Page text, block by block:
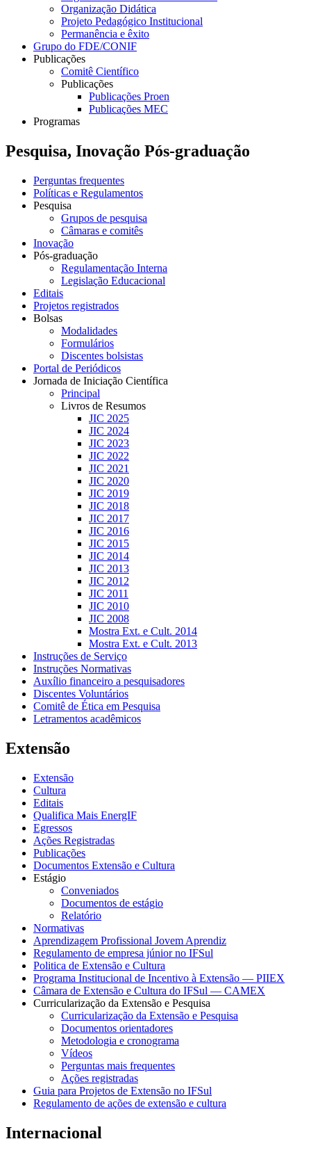
Organização Didática
Projeto Pedagógico Institucional
Permanência e êxito
Grupo do FDE/CONIF
Publicações
Comitê Científico
Publicações
Publicações Proen
Publicações MEC
Programas
Pesquisa, Inovação Pós-graduação
Perguntas frequentes
Políticas e Regulamentos
Pesquisa
Grupos de pesquisa
Câmaras e comitês
Inovação
Pós-graduação
Regulamentação Interna
Legislação Educacional
Editais
Projetos registrados
Bolsas
Modalidades
Formulários
Discentes bolsistas
Portal de Periódicos
Jornada de Iniciação Científica
Principal
Livros de Resumos
JIC 2025
JIC 2024
JIC 2023
JIC 2022
JIC 2021
JIC 2020
JIC 2019
JIC 2018
JIC 2017
JIC 2016
JIC 2015
JIC 2014
JIC 2013
JIC 2012
JIC 2011
JIC 2010
JIC 2008
Mostra Ext. e Cult. 2014
Mostra Ext. e Cult. 2013
Instruções de Serviço
Instruções Normativas
Auxílio financeiro a pesquisadores
Discentes Voluntários
Comitê de Ética em Pesquisa
Letramentos acadêmicos
Extensão
Extensão
Cultura
Editais
Qualifica Mais EnergIF
Egressos
Ações Registradas
Publicações
Documentos Extensão e Cultura
Estágio
Conveniados
Documentos de estágio
Relatório
Normativas
Aprendizagem Profissional Jovem Aprendiz
Regulamento de empresa júnior no IFSul
Politica de Extensão e Cultura
Programa Institucional de Incentivo à Extensão — PIIEX
Câmara de Extensão e Cultura do IFSul — CAMEX
Curricularização da Extensão e Pesquisa
Curricularização da Extensão e Pesquisa
Documentos orientadores
Metodologia e cronograma
Vídeos
Perguntas mais frequentes
Ações registradas
Guia para Projetos de Extensão no IFSul
Regulamento de ações de extensão e cultura
Internacional